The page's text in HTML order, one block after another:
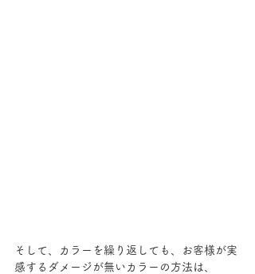
そして、カラーを繰り返しても、お客様が実
感するダメージが無いカラーの方法は、